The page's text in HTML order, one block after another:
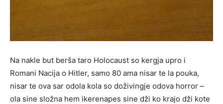
Na nakle but berša taro Holocaust so kergja upro i
Romani Nacija o Hitler, samo 80 ama nisar te la pouka,
nisar te ova sar odola kola so doživingje odova horror –
ola sine složna hem ikerenapes sine dži ko krajo dži kote